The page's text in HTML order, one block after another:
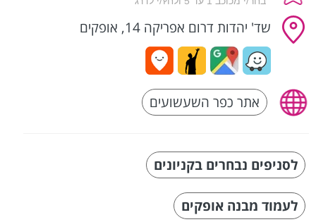
שד' יהדות דרום אפריקה 14, אופקים
אתר כפר השעשועים
לסניפים נבחרים בקניונים
לעמוד מבנה אופקים